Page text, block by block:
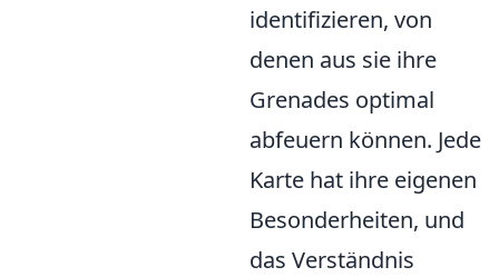
identifizieren, von
denen aus sie ihre
Grenades optimal
abfeuern können. Jede
Karte hat ihre eigenen
Besonderheiten, und
das Verständnis